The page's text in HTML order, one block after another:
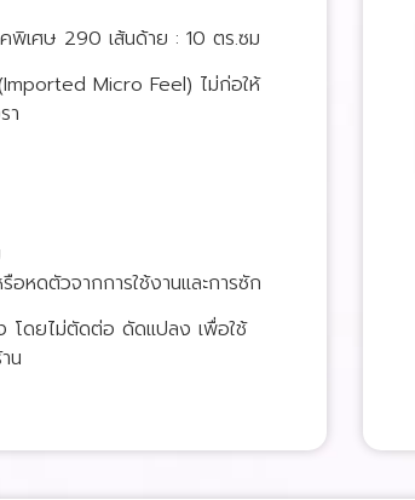
เศษ 290 เส้นด้าย : 10 ตร.ซม
Micro Feel) ไม่ก่อให้
า
หดตัวจากการใช้งานและการซัก
ดยไม่ตัดต่อ ดัดแปลง เพื่อใช้
น